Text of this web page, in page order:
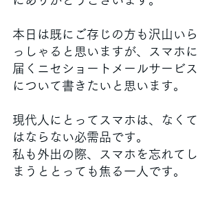
本日は既にご存じの方も沢山いら
っしゃると思いますが、スマホに
届くニセショートメールサービス
について書きたいと思います。
現代人にとってスマホは、なくて
はならない必需品です。
私も外出の際、スマホを忘れてし
まうととっても焦る一人です。